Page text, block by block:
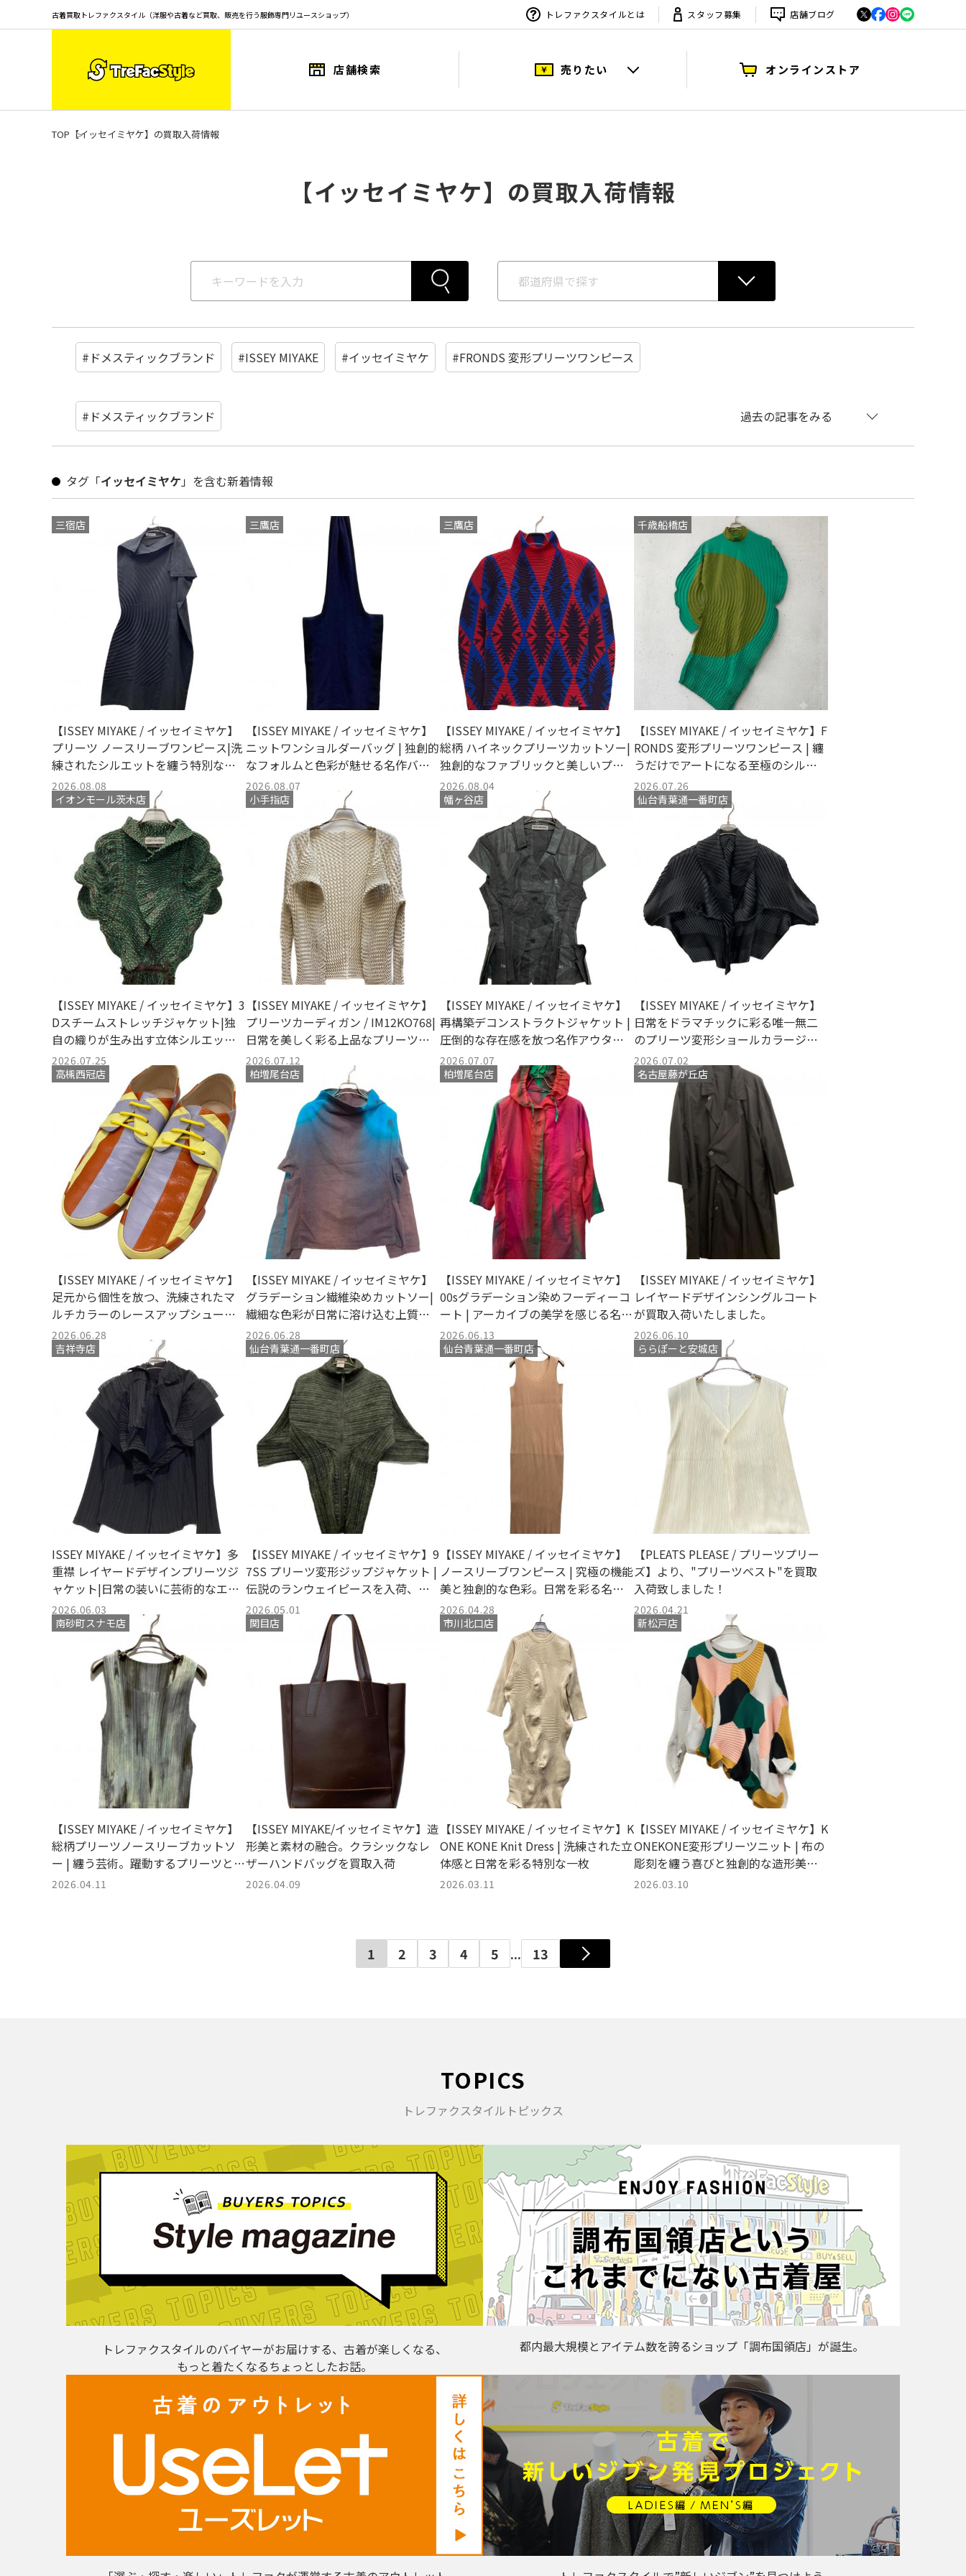
古着買取トレファクスタイル（洋服や古着など買取、販売を行う服飾専門リユースショップ） トレファクスタイルとは スタッフ募集 店舗ブログ
店舗検索 売りたい オンラインストア
TOP 【イッセイミヤケ】の買取入荷情報
【イッセイミヤケ】の買取入荷情報
#ドメスティックブランド #ISSEY MIYAKE #イッセイミヤケ #FRONDS 変形プリーツワンピース
#ドメスティックブランド 過去の記事をみる
タグ「イッセイミヤケ 」を含む新着情報
三宿店
【ISSEY MIYAKE / イッセイミヤケ】
プリーツ ノースリーブワンピース|洗
練されたシルエットを纏う特別な日
常着と買取入荷のお知らせ
2026.08.08
三鷹店
【ISSEY MIYAKE / イッセイミヤケ】
ニットワンショルダーバッグ | 独創的
なフォルムと色彩が魅せる名作バッ
グの魅力と買取のご案内
2026.08.07
三鷹店
【ISSEY MIYAKE / イッセイミヤケ】
総柄 ハイネックプリーツカットソー|
独創的なファブリックと美しいプリ
ーツが目を惹く名品トップス
2026.08.04
千歳船橋店
【ISSEY MIYAKE / イッセイミヤケ】F
RONDS 変形プリーツワンピース | 纏
うだけでアートになる至極のシルエ
ット
2026.07.26
イオンモール茨木店
【ISSEY MIYAKE / イッセイミヤケ】3
Dスチームストレッチジャケット|独
自の織りが生み出す立体シルエット
と美意識
2026.07.25
小手指店
【ISSEY MIYAKE / イッセイミヤケ】
プリーツカーディガン / IM12KO768|
日常を美しく彩る上品なプリーツ仕
立てのカーディガンを入荷
2026.07.12
幡ヶ谷店
【ISSEY MIYAKE / イッセイミヤケ】
再構築デコンストラクトジャケット |
圧倒的な存在感を放つ名作アウター
の買取と入荷
2026.07.07
仙台青葉通一番町店
【ISSEY MIYAKE / イッセイミヤケ】
日常をドラマチックに彩る唯一無二
のプリーツ変形ショールカラージャ
ケットが入荷
2026.07.02
高槻西冠店
【ISSEY MIYAKE / イッセイミヤケ】
足元から個性を放つ、洗練されたマ
ルチカラーのレースアップシューズ
が入荷｜スタイリングをクラスアッ
プする日本屈指のモードデザイン
2026.06.28
柏増尾台店
【ISSEY MIYAKE / イッセイミヤケ】
グラデーション繊維染めカットソー|
繊細な色彩が日常に溶け込む上質な
大人のカットソー
2026.06.28
柏増尾台店
【ISSEY MIYAKE / イッセイミヤケ】
00sグラデーション染めフーディーコ
ート | アーカイブの美学を感じる名作
コートが入荷しました
2026.06.13
名古屋藤が丘店
【ISSEY MIYAKE / イッセイミヤケ】
レイヤードデザインシングルコート
が買取入荷いたしました。
2026.06.10
吉祥寺店
ISSEY MIYAKE / イッセイミヤケ】多
重襟 レイヤードデザインプリーツジ
ャケット|日常の装いに芸術的なエッ
センスを添える美しい造形美
2026.06.03
仙台青葉通一番町店
【ISSEY MIYAKE / イッセイミヤケ】9
7SS プリーツ変形ジップジャケット |
伝説のランウェイピースを入荷、ア
ーカイブの価値を紐解く
2026.05.01
仙台青葉通一番町店
【ISSEY MIYAKE / イッセイミヤケ】
ノースリーブワンピース | 究極の機能
美と独創的な色彩。日常を彩る名作
を入荷
2026.04.28
ららぽーと安城店
【PLEATS PLEASE / プリーツプリー
ズ】より、"プリーツベスト"を買取
入荷致しました！
2026.04.21
南砂町スナモ店
【ISSEY MIYAKE / イッセイミヤケ】
総柄プリーツノースリーブカットソ
ー | 纏う芸術。躍動するプリーツと色
彩が描く、唯一無二のモダン・エレ
2026.04.11
関目店
【ISSEY MIYAKE/イッセイミヤケ】造
形美と素材の融合。クラシックなレ
ザーハンドバッグを買取入荷
2026.04.09
市川北口店
【ISSEY MIYAKE / イッセイミヤケ】K
ONE KONE Knit Dress | 洗練された立
体感と日常を彩る特別な一枚
2026.03.11
新松戸店
【ISSEY MIYAKE / イッセイミヤケ】K
ONEKONE変形プリーツニット | 布の
彫刻を纏う喜びと独創的な造形美の
共鳴
2026.03.10
1 2 3 4 5 ... 13
TOPICS
トレファクスタイルトピックス
トレファクスタイルのバイヤーがお届けする、古着が楽しくなる、
もっと着たくなるちょっとしたお話。
都内最大規模とアイテム数を誇るショップ「調布国領店」が誕生。